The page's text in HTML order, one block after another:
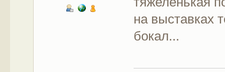
на выставках
бокал...